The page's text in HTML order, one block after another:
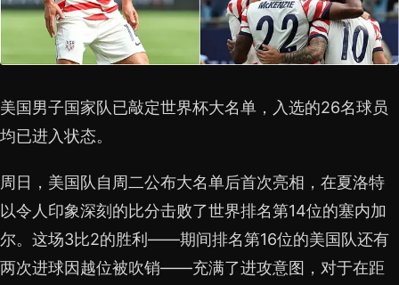
美国男子国家队已敲定世界杯大名单，入选的26名球员
均已进入状态。
周日，美国队自周二公布大名单后首次亮相，在夏洛特
以令人印象深刻的比分击败了世界排名第14位的塞内加
尔。这场3比2的胜利——期间排名第16位的美国队还有
两次进球因越位被吹销——充满了进攻意图，对于在距